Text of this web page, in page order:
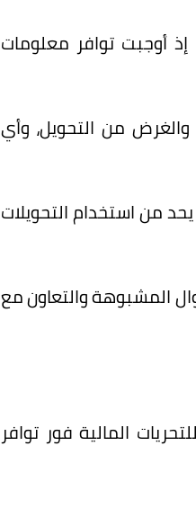
إذ أوجبت توافر معلومات
والغرض من التحويل، وأي
من استخدام التحويلات
المشبوهة والتعاون مع
المالية فور توافر